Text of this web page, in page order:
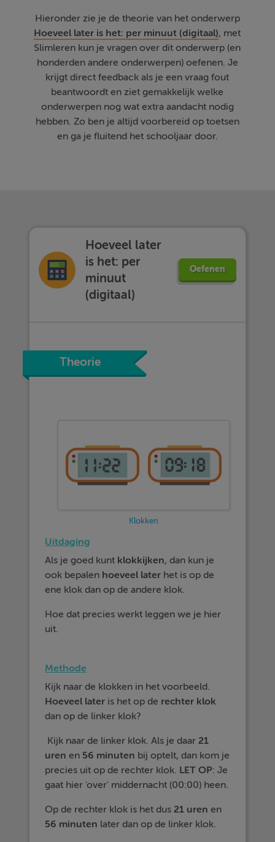
Hieronder zie je de theorie van het onderwerp
Hoeveel later is het: per minuut (digitaal), met
Slimleren kun je vragen over dit onderwerp (en
honderden andere onderwerpen) oefenen. Je
krijgt direct feedback als je een vraag fout
beantwoordt en ziet gemakkelijk welke
onderwerpen nog wat extra aandacht nodig
hebben. Zo ben je altijd voorbereid op toetsen
en ga je fluitend het schooljaar door.
Hoeveel later
is het: per
minuut
(digitaal)
Oefenen
Theorie
Klokken
Uitdaging
Als je goed kunt klokkijken, dan kun je
ook bepalen hoeveel later het is op de
ene klok dan op de andere klok.
Hoe dat precies werkt leggen we je hier
uit.
Methode
Kijk naar de klokken in het voorbeeld.
Hoeveel later is het op de rechter klok
dan op de linker klok?
Kijk naar de linker klok. Als je daar 21
uren en 56 minuten bij optelt, dan kom je
precies uit op de rechter klok. LET OP: Je
gaat hier 'over' middernacht (00:00) heen.
Op de rechter klok is het dus 21 uren en
56 minuten later dan op de linker klok.